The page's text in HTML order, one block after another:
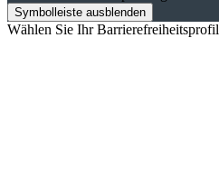
Symbolleiste ausblenden
Wählen Sie Ihr Barrierefreiheitsprofil